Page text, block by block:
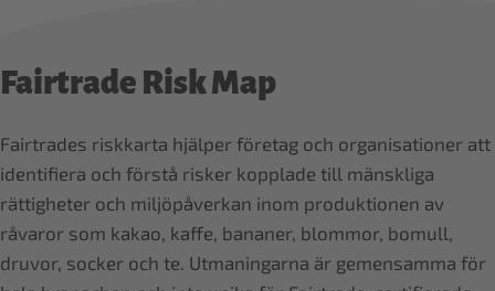
Fairtrade Risk Map
Fairtrades riskkarta hjälper företag och organisationer att
identifiera och förstå risker kopplade till mänskliga
rättigheter och miljöpåverkan inom produktionen av
råvaror som kakao, kaffe, bananer, blommor, bomull,
druvor, socker och te. Utmaningarna är gemensamma för